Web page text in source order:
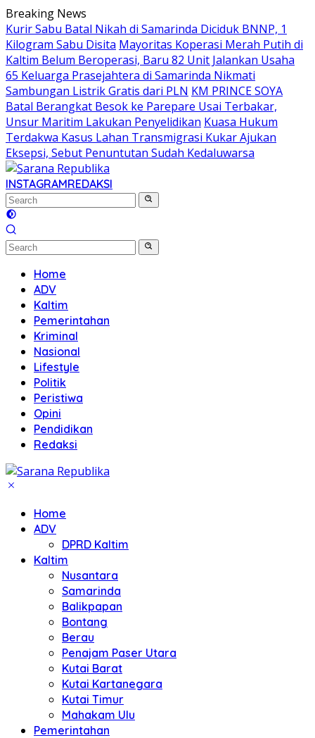
Skip
to
content
Breaking News
Kurir Sabu Batal Nikah di Samarinda Diciduk BNNP, 1
Kilogram Sabu Disita Mayoritas Koperasi Merah Putih di
Kaltim Belum Beroperasi, Baru 82 Unit Jalankan Usaha
65 Keluarga Prasejahtera di Samarinda Nikmati
Sambungan Listrik Gratis dari PLN KM PRINCE SOYA
Batal Berangkat Besok ke Parepare Usai Terbakar,
Unsur Maritim Lakukan Penyelidikan Kuasa Hukum
Terdakwa Kasus Lahan Transmigrasi Kukar Ajukan
Eksepsi, Sebut Penuntutan Sudah Kedaluwarsa
INSTAGRAMREDAKSI
Home
ADV
Kaltim
Pemerintahan
Kriminal
Nasional
Lifestyle
Politik
Peristiwa
Opini
Pendidikan
Redaksi
Home
ADV
DPRD Kaltim
Kaltim
Nusantara
Samarinda
Balikpapan
Bontang
Berau
Penajam Paser Utara
Kutai Barat
Kutai Kartanegara
Kutai Timur
Mahakam Ulu
Pemerintahan